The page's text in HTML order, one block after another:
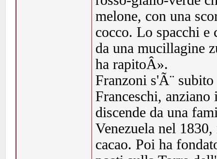
melone, con una
cocco. Lo spacchi
da una mucillagine
ha rapitoÂ».
Franzoni s'Ã¨
Franceschi,
discende da una
Venezuela nel
cacao. Poi ha